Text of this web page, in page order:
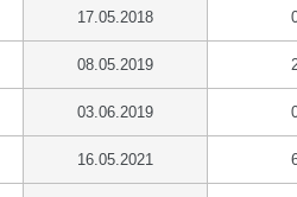
17.05.2018
08.05.2019
03.06.2019
16.05.2021